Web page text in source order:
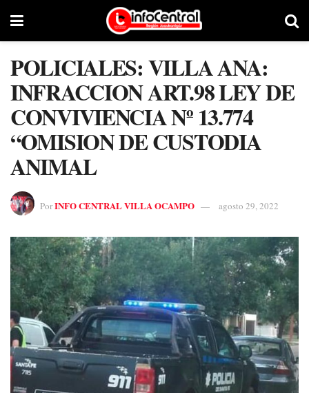
POLICIALES: VILLA ANA:
INFRACCION ART.98 LEY DE
CONVIVIENCIA Nº 13.774
“OMISION DE CUSTODIA
ANIMAL
PorINFO CENTRAL VILLA OCAMPO agosto 29, 2022